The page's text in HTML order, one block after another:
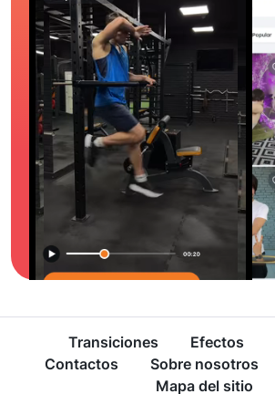
Transiciones Efectos
Contactos
Sobre nosotros
Mapa del sitio